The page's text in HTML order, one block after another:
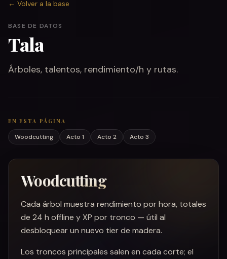
← Volver a la base
BASE DE DATOS
Tala
Árboles, talentos, rendimiento/h y rutas.
EN ESTA PÁGINA
Woodcutting Acto 1 Acto 2 Acto 3
Woodcutting
Cada árbol muestra rendimiento por hora, totales
de 24 h offline y XP por tronco — útil al
desbloquear un nuevo tier de madera.
Los troncos principales salen en cada corte; el